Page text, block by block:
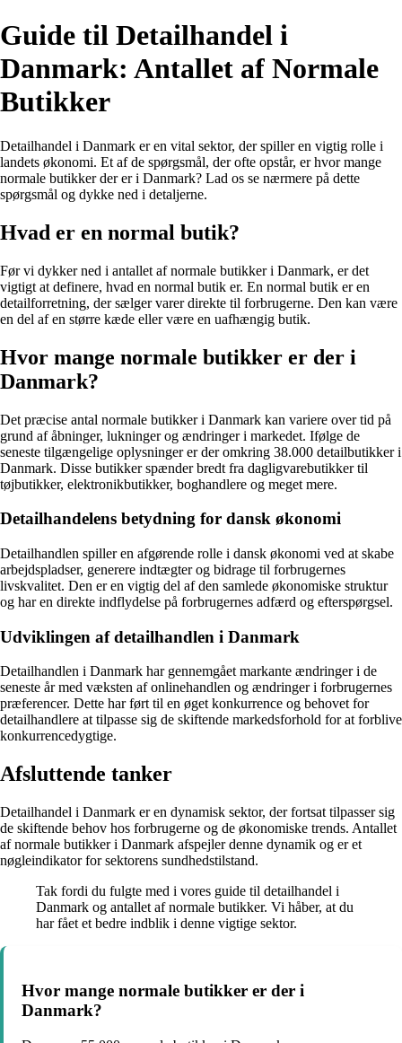
Guide til Detailhandel i
Danmark: Antallet af Normale
Butikker
Detailhandel i Danmark er en vital sektor, der spiller en vigtig rolle i
landets økonomi. Et af de spørgsmål, der ofte opstår, er hvor mange
normale butikker der er i Danmark? Lad os se nærmere på dette
spørgsmål og dykke ned i detaljerne.
Hvad er en normal butik?
Før vi dykker ned i antallet af normale butikker i Danmark, er det
vigtigt at definere, hvad en normal butik er. En normal butik er en
detailforretning, der sælger varer direkte til forbrugerne. Den kan være
en del af en større kæde eller være en uafhængig butik.
Hvor mange normale butikker er der i
Danmark?
Det præcise antal normale butikker i Danmark kan variere over tid på
grund af åbninger, lukninger og ændringer i markedet. Ifølge de
seneste tilgængelige oplysninger er der omkring 38.000 detailbutikker i
Danmark. Disse butikker spænder bredt fra dagligvarebutikker til
tøjbutikker, elektronikbutikker, boghandlere og meget mere.
Detailhandelens betydning for dansk økonomi
Detailhandlen spiller en afgørende rolle i dansk økonomi ved at skabe
arbejdspladser, generere indtægter og bidrage til forbrugernes
livskvalitet. Den er en vigtig del af den samlede økonomiske struktur
og har en direkte indflydelse på forbrugernes adfærd og efterspørgsel.
Udviklingen af detailhandlen i Danmark
Detailhandlen i Danmark har gennemgået markante ændringer i de
seneste år med væksten af onlinehandlen og ændringer i forbrugernes
præferencer. Dette har ført til en øget konkurrence og behovet for
detailhandlere at tilpasse sig de skiftende markedsforhold for at forblive
konkurrencedygtige.
Afsluttende tanker
Detailhandel i Danmark er en dynamisk sektor, der fortsat tilpasser sig
de skiftende behov hos forbrugerne og de økonomiske trends. Antallet
af normale butikker i Danmark afspejler denne dynamik og er et
nøgleindikator for sektorens sundhedstilstand.
Tak fordi du fulgte med i vores guide til detailhandel i
Danmark og antallet af normale butikker. Vi håber, at du
har fået et bedre indblik i denne vigtige sektor.
Hvor mange normale butikker er der i
Danmark?